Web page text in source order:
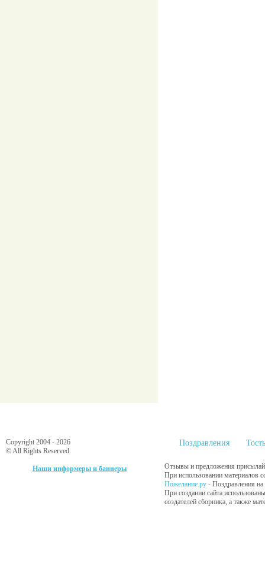
Copyright 2004 - 2026
© All Rights Reserved.
Наши информеры и баннеры
Поздравления
Отзывы и предложения
При использовании материалов
Пожелание.ру - Поздравления
При создании сайта
создателей сборника, а также